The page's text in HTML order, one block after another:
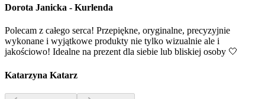
Dorota Janicka - Kurlenda
Polecam z całego serca! Przepiękne, oryginalne, precyzyjnie
wykonane i wyjątkowe produkty nie tylko wizualnie ale i
jakościowo! Idealne na prezent dla siebie lub bliskiej osoby 🤍
Katarzyna Katarz